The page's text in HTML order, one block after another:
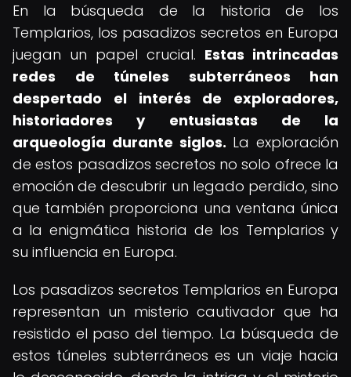
En la búsqueda de la historia de los
Templarios, los pasadizos secretos en Europa
juegan un papel crucial. Estas intrincadas
redes de túneles subterráneos han
despertado el interés de exploradores,
historiadores y entusiastas de la
arqueología durante siglos. La exploración
de estos pasadizos secretos no solo ofrece la
emoción de descubrir un legado perdido, sino
que también proporciona una ventana única
a la enigmática historia de los Templarios y
su influencia en Europa.
Los pasadizos secretos Templarios en Europa
representan un misterio cautivador que ha
resistido el paso del tiempo. La búsqueda de
estos túneles subterráneos es un viaje hacia